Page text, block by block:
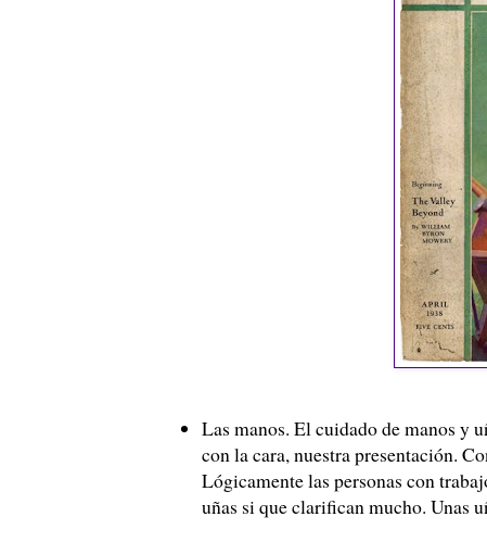
Las manos. El cuidado de manos y
con la cara, nuestra presentación.
Lógicamente las personas con
uñas si que clarifican mucho. Unas